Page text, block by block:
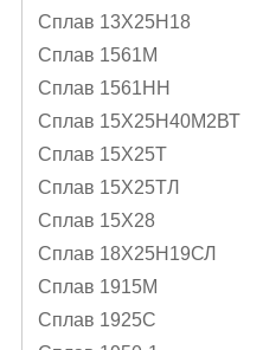
Сплав 13Х25Н18
Сплав 1561М
Сплав 1561НН
Сплав 15Х25Н40М2ВТ
Сплав 15Х25Т
Сплав 15Х25ТЛ
Сплав 15Х28
Сплав 18Х25Н19СЛ
Сплав 1915М
Сплав 1925С